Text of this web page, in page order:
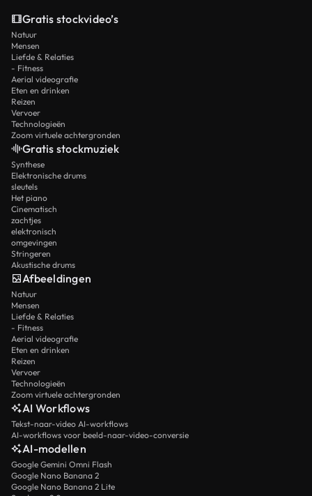
Gratis stockvideo’s
Natuur
Mensen
Liefde & Relaties
- Fitness
Aerial videografie
Eten en drinken
Reizen
Vervoer
Technologieën
Zoom virtuele achtergronden
Gratis stockmuziek
Synthese
Elektronische drums
sleutels
Het piano
Cinematisch
zachtjes
elektronisch
omgevingen
Stringeren
Akustische drums
Afbeeldingen
Natuur
Mensen
Liefde & Relaties
- Fitness
Aerial videografie
Eten en drinken
Reizen
Vervoer
Technologieën
Zoom virtuele achtergronden
AI Workflows
Tekst-naar-video AI-workflows
AI-workflows voor beeld-naar-video-conversie
AI-modellen
Google Gemini Omni Flash
Google Nano Banana 2
Google Nano Banana 2 Lite